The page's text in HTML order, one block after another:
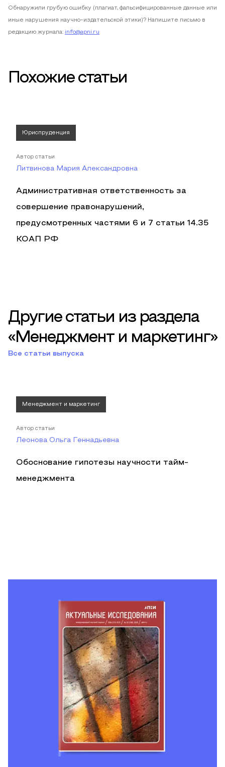
Обнаружили грубую ошибку (плагиат, фальсифицированные данные или
иные нарушения научно-издательской этики)? Напишите письмо в
редакцию журнала: info@apni.ru
Похожие статьи
Юриспруденция
Автор статьи
Литвинова Мария Александровна
Административная ответственность за
совершение правонарушений,
предусмотренных частями 6 и 7 статьи 14.35
КОАП РФ
Другие статьи из раздела
«Менеджмент и маркетинг»
Все статьи выпуска
Менеджмент и маркетинг
Автор статьи
Леонова Ольга Геннадьевна
Обоснование гипотезы научности тайм-
менеджмента